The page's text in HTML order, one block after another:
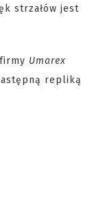
strzałów jest
Umarex
repliką